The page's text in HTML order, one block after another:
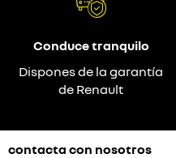
Conduce tranquilo
Dispones de la garantía
de Renault
contacta con nosotros